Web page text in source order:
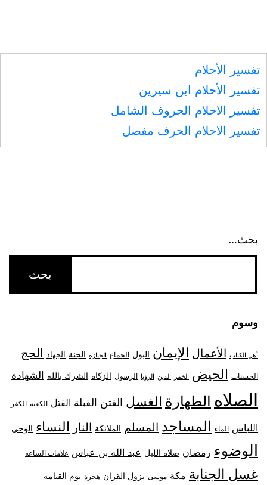
تفسير الأحلام
تفسير الأحلام ابن سيرين
تفسير الاحلام الحروف الشامل
تفسير الاحلام الحرف مفصل
بحث…
وسوم
أهل الكتاب الأعمال الإيمان البول الجماع الجنازة الجنة الجهاد الحج
الحسنات الحيض الخمر الدين الرؤيا الرسول الزكاه الشرك بالله الشهادة
الصلاه الطهارة الغسل الفتن القبلة القتل الكعبة الكفر
اللباس الماء المساجد المسلم الملائكة النار النساء الوحي
الوضوء رمضان صلاه الليل عبد الله بن عباس علامات الساعه
غسل الجنابة مكة موسى نزول القران هجرة يوم القيامة